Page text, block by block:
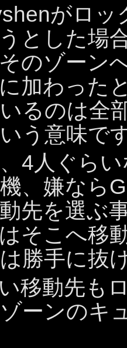
がロ
とした場
のゾーン
に加わった
るのは全
う意味で
4人ぐら
、嫌なら
先を選ぶ
そこへ移
勝手に抜
移動先も
ーンのキ